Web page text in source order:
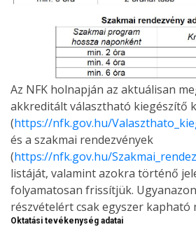
Az NFK holnapján az aktuálisan
akkreditált választható kiegészítő
(https://nfk.gov.hu/
és a szakmai rendezvények
(https://nfk.gov.hu/
listáját, valamint azokra történő
folyamatosan frissítjük.
részvételért csak egyszer kapható
Oktatási tevékenység adatai